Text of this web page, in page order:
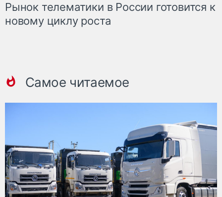
Рынок телематики в России готовится к
новому циклу роста
Самое читаемое